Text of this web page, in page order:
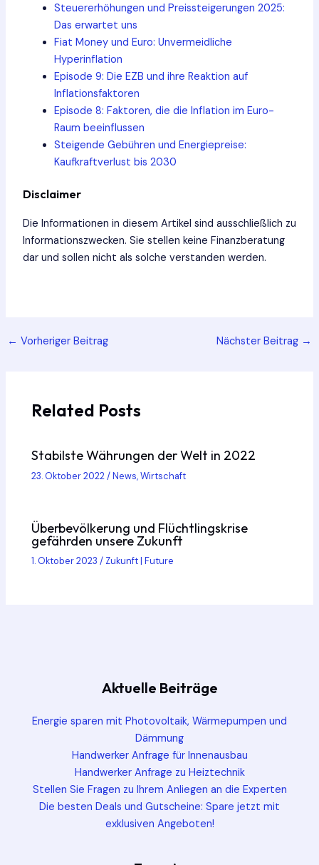
Steuererhöhungen und Preissteigerungen 2025:
Das erwartet uns
Fiat Money und Euro: Unvermeidliche
Hyperinflation
Episode 9: Die EZB und ihre Reaktion auf
Inflationsfaktoren
Episode 8: Faktoren, die die Inflation im Euro-
Raum beeinflussen
Steigende Gebühren und Energiepreise:
Kaufkraftverlust bis 2030
Disclaimer
Die Informationen in diesem Artikel sind ausschließlich zu
Informationszwecken. Sie stellen keine Finanzberatung
dar und sollen nicht als solche verstanden werden.
Post
← Vorheriger Beitrag Nächster Beitrag →
Related Posts
Stabilste Währungen der Welt in 2022
23. Oktober 2022/News,Wirtschaft
Überbevölkerung und Flüchtlingskrise
gefährden unsere Zukunft
1. Oktober 2023/ Zukunft | Future
Aktuelle Beiträge
Energie sparen mit Photovoltaik, Wärmepumpen und
Dämmung
Handwerker Anfrage für Innenausbau
Handwerker Anfrage zu Heiztechnik
Stellen Sie Fragen zu Ihrem Anliegen an die Experten
Die besten Deals und Gutscheine: Spare jetzt mit
exklusiven Angeboten!